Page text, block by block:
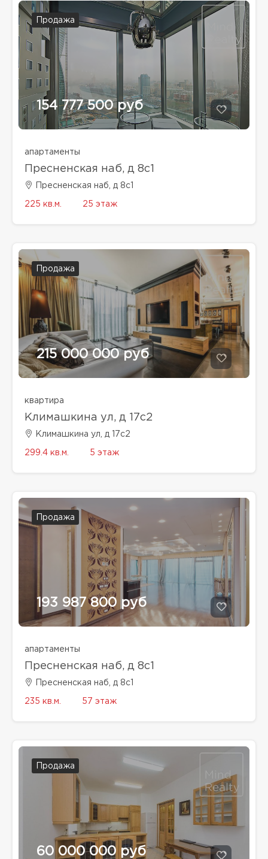
Продажа
154 777 500 руб
апартаменты
Пресненская наб, д 8с1
Пресненская наб, д 8с1
225 кв.м. 25 этаж
Продажа
215 000 000 руб
квартира
Климашкина ул, д 17с2
Климашкина ул, д 17с2
299.4 кв.м. 5 этаж
Продажа
193 987 800 руб
апартаменты
Пресненская наб, д 8с1
Пресненская наб, д 8с1
235 кв.м. 57 этаж
Продажа
60 000 000 руб